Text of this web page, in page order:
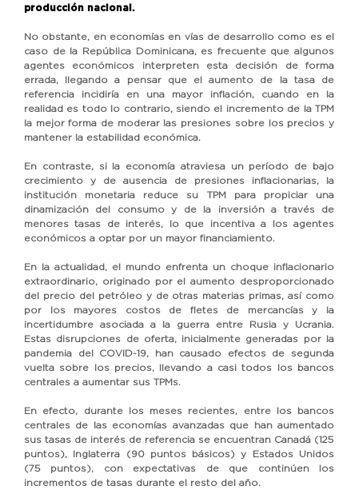
producción nacional.
No obstante, en economías en vías de desarrollo como es el
caso de la República Dominicana, es frecuente que algunos
agentes económicos interpreten esta decisión de forma
errada, llegando a pensar que el aumento de la tasa de
referencia incidiría en una mayor inflación, cuando en la
realidad es todo lo contrario, siendo el incremento de la TPM
la mejor forma de moderar las presiones sobre los precios y
mantener la estabilidad económica.
En contraste, si la economía atraviesa un período de bajo
crecimiento y de ausencia de presiones inflacionarias, la
institución monetaria reduce su TPM para propiciar una
dinamización del consumo y de la inversión a través de
menores tasas de interés, lo que incentiva a los agentes
económicos a optar por un mayor financiamiento.
En la actualidad, el mundo enfrenta un choque inflacionario
extraordinario, originado por el aumento desproporcionado
del precio del petróleo y de otras materias primas, así como
por los mayores costos de fletes de mercancías y la
incertidumbre asociada a la guerra entre Rusia y Ucrania.
Estas disrupciones de oferta, inicialmente generadas por la
pandemia del COVID-19, han causado efectos de segunda
vuelta sobre los precios, llevando a casi todos los bancos
centrales a aumentar sus TPMs.
En efecto, durante los meses recientes, entre los bancos
centrales de las economías avanzadas que han aumentado
sus tasas de interés de referencia se encuentran Canadá (125
puntos), Inglaterra (90 puntos básicos) y Estados Unidos
(75 puntos), con expectativas de que continúen los
incrementos de tasas durante el resto del año.